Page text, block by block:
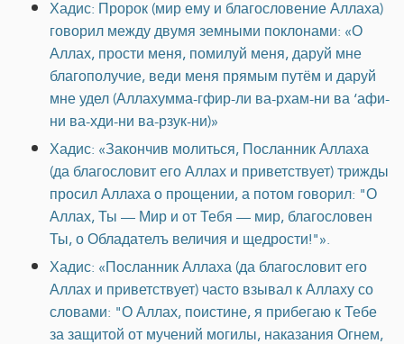
Хадис: Пророк (мир ему и благословение Аллаха)
говорил между двумя земными поклонами: «О
Аллах, прости меня, помилуй меня, даруй мне
благополучие, веди меня прямым путём и даруй
мне удел (Аллахумма-гфир-ли ва-рхам-ни ва ‘афи-
ни ва-хди-ни ва-рзук-ни)»
Хадис: «Закончив молиться, Посланник Аллаха
(да благословит его Аллах и приветствует) трижды
просил Аллаха о прощении, а потом говорил: "О
Аллах, Ты — Мир и от Тебя — мир, благословен
Ты, о Обладателъ величия и щедрости!"».
Хадис: «Посланник Аллаха (да благословит его
Аллах и приветствует) часто взывал к Аллаху со
словами: "О Аллах, поистине, я прибегаю к Тебе
за защитой от мучений могилы, наказания Огнем,